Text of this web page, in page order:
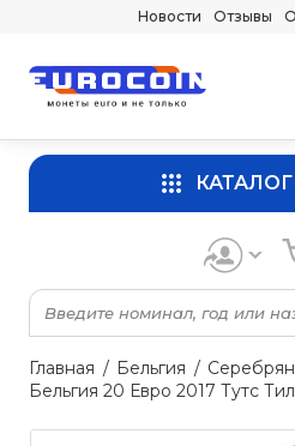
Новости Отзывы
Главная Бельгия
Бельгия 20 Евро 2017 Тутс